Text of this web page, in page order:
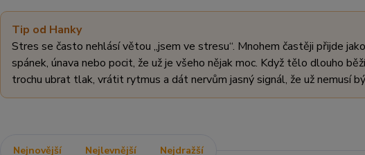
Tip od Hanky
Stres se často nehlásí větou „jsem ve stresu“. Mnohem častěji přijde
spánek, únava nebo pocit, že už je všeho nějak moc. Když tělo dlouho
trochu ubrat tlak, vrátit rytmus a dát nervům jasný signál, že už nemusí
Nejnovější Nejlevnější Nejdražší